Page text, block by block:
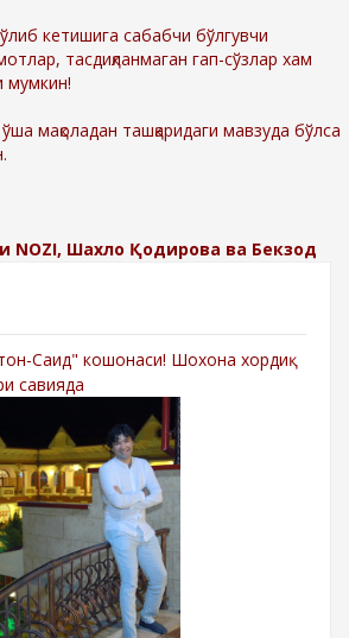
кетишига сабабчи бўлгувчи
тасдиқланмаган гап-сўзлар хам
мумкин!
мақоладан ташқаридаги мавзуда бўлса
NOZI, Шахло Қодирова ва Бекзод
Саид" кошонаси! Шохона хордиқ
савияда